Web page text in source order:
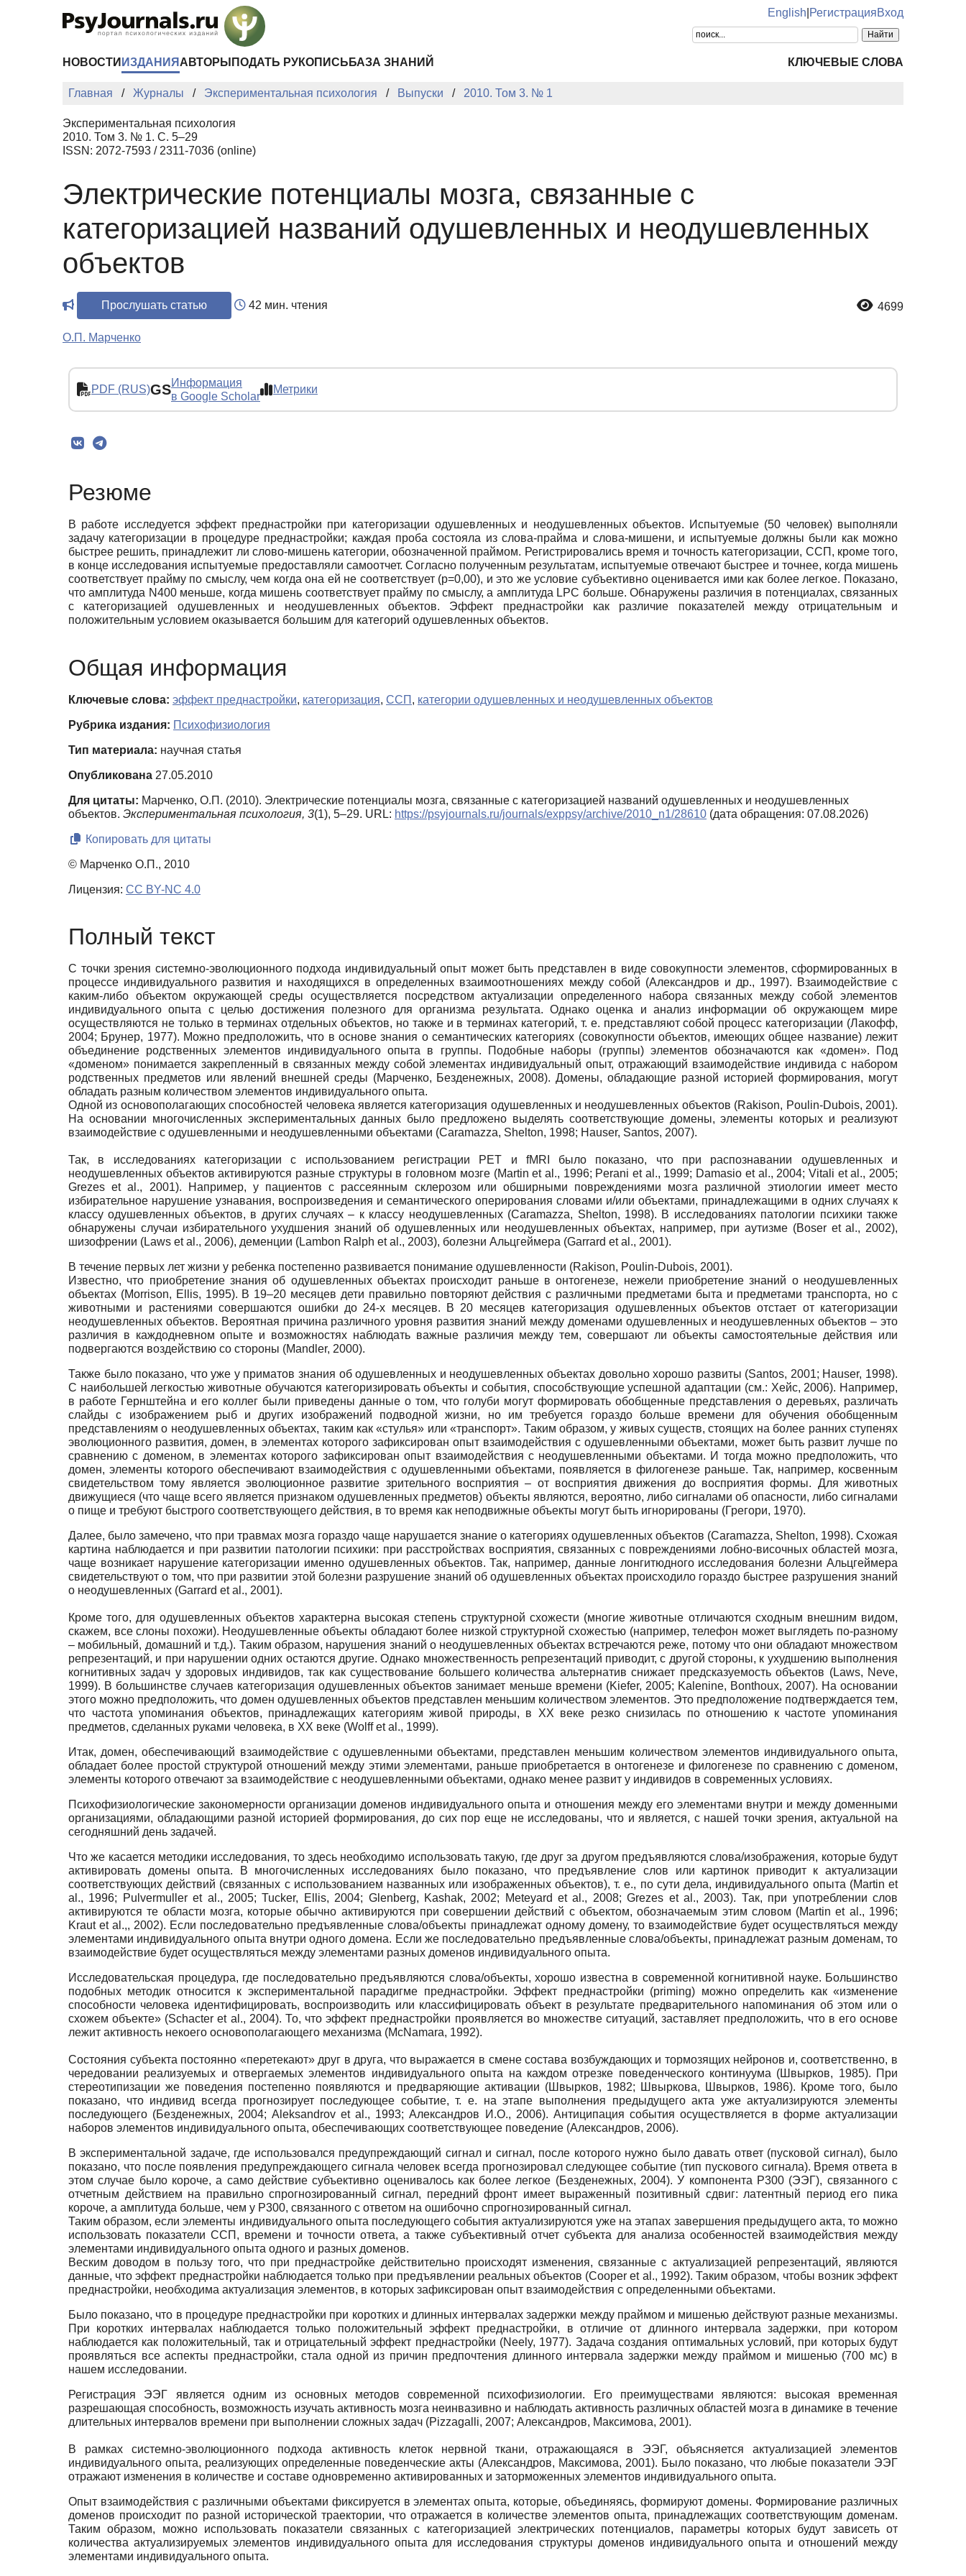
English РегистрацияВход
НОВОСТИ ИЗДАНИЯ АВТОРЫ ПОДАТЬ РУКОПИСЬ БАЗА ЗНАНИЙ КЛЮЧЕВЫЕ СЛОВА
Главная Журналы Экспериментальная психология Выпуски 2010. Том 3. № 1
Экспериментальная психология
2010. Том 3. № 1. С. 5–29
ISSN: 2072-7593 / 2311-7036 (online)
Электрические потенциалы мозга, связанные с
категоризацией названий одушевленных и неодушевленных
объектов
Прослушать статью 42 мин. чтения 4699
О.П. Марченко
PDF (RUS)GSИнформация
в Google Scholar
Метрики
Резюме
В работе исследуется эффект преднастройки при категоризации одушевленных и неодушевленных объектов. Испытуемые (50 человек) выполняли
задачу категоризации в процедуре преднастройки; каждая проба состояла из слова-прайма и слова-мишени, и испытуемые должны были как можно
быстрее решить, принадлежит ли слово-мишень категории, обозначенной праймом. Регистрировались время и точность категоризации, ССП, кроме того,
в конце исследования испытуемые предоставляли самоотчет. Согласно полученным результатам, испытуемые отвечают быстрее и точнее, когда мишень
соответствует прайму по смыслу, чем когда она ей не соответствует (p=0,00), и это же условие субъективно оценивается ими как более легкое. Показано,
что амплитуда N400 меньше, когда мишень соответствует прайму по смыслу, а амплитуда LPC больше. Обнаружены различия в потенциалах, связанных
с категоризацией одушевленных и неодушевленных объектов. Эффект преднастройки как различие показателей между отрицательным и
положительным условием оказывается большим для категорий одушевленных объектов.
Общая информация
Ключевые слова: эффект преднастройки, категоризация, ССП , категории одушевленных и неодушевленных объектов
Рубрика издания: Психофизиология
Тип материала: научная статья
Опубликована 27.05.2010
Для цитаты: Марченко, О.П. (2010). Электрические потенциалы мозга, связанные с категоризацией названий одушевленных и неодушевленных
объектов. Экспериментальная психология, 3(1), 5–29. URL: https://psyjournals.ru/journals/exppsy/archive/2010_n1/28610 (дата обращения: 07.08.2026)
Копировать для цитаты
© Марченко О.П., 2010
Лицензия: CC BY-NC 4.0
Полный текст
С точки зрения системно-эволюционного подхода индивидуальный опыт может быть представлен в виде совокупности элементов, сформированных в
процессе индивидуального развития и находящихся в определенных взаимоотношениях между собой (Александров и др., 1997). Взаимодействие с
каким-либо объектом окружающей среды осуществляется посредством актуализации определенного набора связанных между собой элементов
индивидуального опыта с целью достижения полезного для организма результата. Однако оценка и анализ информации об окружающем мире
осуществляются не только в терминах отдельных объектов, но также и в терминах категорий, т. е. представляют собой процесс категоризации (Лакофф,
2004; Брунер, 1977). Можно предположить, что в основе знания о семантических категориях (совокупности объектов, имеющих общее название) лежит
объединение родственных элементов индивидуального опыта в группы. Подобные наборы (группы) элементов обозначаются как «домен». Под
«доменом» понимается закрепленный в связанных между собой элементах индивидуальный опыт, отражающий взаимодействие индивида с набором
родственных предметов или явлений внешней среды (Марченко, Безденежных, 2008). Домены, обладающие разной историей формирования, могут
обладать разным количеством элементов индивидуального опыта.
Одной из основополагающих способностей человека является категоризация одушевленных и неодушевленных объектов (Rakison, Poulin-Dubois, 2001).
На основании многочисленных экспериментальных данных было предложено выделять соответствующие домены, элементы которых и реализуют
взаимодействие с одушевленными и неодушевленными объектами (Caramazza, Shelton, 1998; Hauser, Santos, 2007).
Так, в исследованиях категоризации с использованием регистрации PET и fMRI было показано, что при распознавании одушевленных и
неодушевленных объектов активируются разные структуры в головном мозге (Martin et al., 1996; Perani et al., 1999; Damasio et al., 2004; Vitali et al., 2005;
Grezes et al., 2001). Например, у пациентов с рассеянным склерозом или обширными повреждениями мозга различной этиологии имеет место
избирательное нарушение узнавания, воспроизведения и семантического оперирования словами и/или объектами, принадлежащими в одних случаях к
классу одушевленных объектов, в других случаях – к классу неодушевленных (Caramazza, Shelton, 1998). В исследованиях патологии психики также
обнаружены случаи избирательного ухудшения знаний об одушевленных или неодушевленных объектах, например, при аутизме (Boser et al., 2002),
шизофрении (Laws et al., 2006), деменции (Lambon Ralph et al., 2003), болезни Альцгеймера (Garrard et al., 2001).
В течение первых лет жизни у ребенка постепенно развивается понимание одушевленности (Rakison, Poulin-Dubois, 2001).
Известно, что приобретение знания об одушевленных объектах происходит раньше в онтогенезе, нежели приобретение знаний о неодушевленных
объектах (Morrison, Ellis, 1995). В 19–20 месяцев дети правильно повторяют действия с различными предметами быта и предметами транспорта, но с
животными и растениями совершаются ошибки до 24-х месяцев. В 20 месяцев категоризация одушевленных объектов отстает от категоризации
неодушевленных объектов. Вероятная причина различного уровня развития знаний между доменами одушевленных и неодушевленных объектов – это
различия в каждодневном опыте и возможностях наблюдать важные различия между тем, совершают ли объекты самостоятельные действия или
подвергаются воздействию со стороны (Mandler, 2000).
Также было показано, что уже у приматов знания об одушевленных и неодушевленных объектах довольно хорошо развиты (Santos, 2001; Hauser, 1998).
С наибольшей легкостью животные обучаются категоризировать объекты и события, способствующие успешной адаптации (см.: Хейс, 2006). Например,
в работе Гернштейна и его коллег были приведены данные о том, что голуби могут формировать обобщенные представления о деревьях, различать
слайды с изображением рыб и других изображений подводной жизни, но им требуется гораздо больше времени для обучения обобщенным
представлениям о неодушевленных объектах, таким как «стулья» или «транспорт». Таким образом, у живых существ, стоящих на более ранних ступенях
эволюционного развития, домен, в элементах которого зафиксирован опыт взаимодействия с одушевленными объектами, может быть развит лучше по
сравнению с доменом, в элементах которого зафиксирован опыт взаимодействия с неодушевленными объектами. И тогда можно предположить, что
домен, элементы которого обеспечивают взаимодействия с одушевленными объектами, появляется в филогенезе раньше. Так, например, косвенным
свидетельством тому является эволюционное развитие зрительного восприятия – от восприятия движения до восприятия формы. Для животных
движущиеся (что чаще всего является признаком одушевленных предметов) объекты являются, вероятно, либо сигналами об опасности, либо сигналами
о пище и требуют быстрого соответствующего действия, в то время как неподвижные объекты могут быть игнорированы (Грегори, 1970).
Далее, было замечено, что при травмах мозга гораздо чаще нарушается знание о категориях одушевленных объектов (Caramazza, Shelton, 1998). Схожая
картина наблюдается и при развитии патологии психики: при расстройствах восприятия, связанных с повреждениями лобно-височных областей мозга,
чаще возникает нарушение категоризации именно одушевленных объектов. Так, например, данные лонгитюдного исследования болезни Альцгеймера
свидетельствуют о том, что при развитии этой болезни разрушение знаний об одушевленных объектах происходило гораздо быстрее разрушения знаний
о неодушевленных (Garrard et al., 2001).
Кроме того, для одушевленных объектов характерна высокая степень структурной схожести (многие животные отличаются сходным внешним видом,
скажем, все слоны похожи). Неодушевленные объекты обладают более низкой структурной схожестью (например, телефон может выглядеть по-разному
– мобильный, домашний и т.д.). Таким образом, нарушения знаний о неодушевленных объектах встречаются реже, потому что они обладают множеством
репрезентаций, и при нарушении одних остаются другие. Однако множественность репрезентаций приводит, с другой стороны, к ухудшению выполнения
когнитивных задач у здоровых индивидов, так как существование большего количества альтернатив снижает предсказуемость объектов (Laws, Neve,
1999). В большинстве случаев категоризация одушевленных объектов занимает меньше времени (Kiefer, 2005; Kalenine, Bonthoux, 2007). На основании
этого можно предположить, что домен одушевленных объектов представлен меньшим количеством элементов. Это предположение подтверждается тем,
что частота упоминания объектов, принадлежащих категориям живой природы, в XX веке резко снизилась по отношению к частоте упоминания
предметов, сделанных руками человека, в XX веке (Wolff et al., 1999).
Итак, домен, обеспечивающий взаимодействие с одушевленными объектами, представлен меньшим количеством элементов индивидуального опыта,
обладает более простой структурой отношений между этими элементами, раньше приобретается в онтогенезе и филогенезе по сравнению с доменом,
элементы которого отвечают за взаимодействие с неодушевленными объектами, однако менее развит у индивидов в современных условиях.
Психофизиологические закономерности организации доменов индивидуального опыта и отношения между его элементами внутри и между доменными
организациями, обладающими разной историей формирования, до сих пор еще не исследованы, что и является, с нашей точки зрения, актуальной на
сегодняшний день задачей.
Что же касается методики исследования, то здесь необходимо использовать такую, где друг за другом предъявляются слова/изображения, которые будут
активировать домены опыта. В многочисленных исследованиях было показано, что предъявление слов или картинок приводит к актуализации
соответствующих действий (связанных с использованием названных или изображенных объектов), т. е., по сути дела, индивидуального опыта (Martin et
al., 1996; Pulvermuller еt al., 2005; Tucker, Ellis, 2004; Glenberg, Kashak, 2002; Meteyard еt al., 2008; Grezes еt al., 2003). Так, при употреблении слов
активируются те области мозга, которые обычно активируются при совершении действий с объектом, обозначаемым этим словом (Martin et al., 1996;
Kraut еt al.,, 2002). Если последовательно предъявленные слова/объекты принадлежат одному домену, то взаимодействие будет осуществляться между
элементами индивидуального опыта внутри одного домена. Если же последовательно предъявленные слова/объекты, принадлежат разным доменам, то
взаимодействие будет осуществляться между элементами разных доменов индивидуального опыта.
Исследовательская процедура, где последовательно предъявляются слова/объекты, хорошо известна в современной когнитивной науке. Большинство
подобных методик относится к экспериментальной парадигме преднастройки. Эффект преднастройки (priming) можно определить как «изменение
способности человека идентифицировать, воспроизводить или классифицировать объект в результате предварительного напоминания об этом или о
схожем объекте» (Schacter et al., 2004). То, что эффект преднастройки проявляется во множестве ситуаций, заставляет предположить, что в его основе
лежит активность некоего основополагающего механизма (McNamara, 1992).
Состояния субъекта постоянно «перетекают» друг в друга, что выражается в смене состава возбуждающих и тормозящих нейронов и, соответственно, в
чередовании реализуемых и отвергаемых элементов индивидуального опыта на каждом отрезке поведенческого континуума (Швырков, 1985). При
стереотипизации же поведения постепенно появляются и предваряющие активации (Швырков, 1982; Швыркова, Швырков, 1986). Кроме того, было
показано, что индивид всегда прогнозирует последующее событие, т. е. на этапе выполнения предыдущего акта уже актуализируются элементы
последующего (Безденежных, 2004; Aleksandrov et al., 1993; Александров И.О., 2006). Антиципация события осуществляется в форме актуализации
наборов элементов индивидуального опыта, обеспечивающих соответствующее поведение (Александров, 2006).
В экспериментальной задаче, где использовался предупреждающий сигнал и сигнал, после которого нужно было давать ответ (пусковой сигнал), было
показано, что после появления предупреждающего сигнала человек всегда прогнозировал следующее событие (тип пускового сигнала). Время ответа в
этом случае было короче, а само действие субъективно оценивалось как более легкое (Безденежных, 2004). У компонента Р300 (ЭЭГ), связанного с
отчетным действием на правильно спрогнозированный сигнал, передний фронт имеет выраженный позитивный сдвиг: латентный период его пика
короче, а амплитуда больше, чем у Р300, связанного с ответом на ошибочно спрогнозированный сигнал.
Таким образом, если элементы индивидуального опыта последующего события актуализируются уже на этапах завершения предыдущего акта, то можно
использовать показатели ССП, времени и точности ответа, а также субъективный отчет субъекта для анализа особенностей взаимодействия между
элементами индивидуального опыта одного и разных доменов.
Веским доводом в пользу того, что при преднастройке действительно происходят изменения, связанные с актуализацией репрезентаций, являются
данные, что эффект преднастройки наблюдается только при предъявлении реальных объектов (Cooper et al., 1992). Таким образом, чтобы возник эффект
преднастройки, необходима актуализация элементов, в которых зафиксирован опыт взаимодействия с определенными объектами.
Было показано, что в процедуре преднастройки при коротких и длинных интервалах задержки между праймом и мишенью действуют разные механизмы.
При коротких интервалах наблюдается только положительный эффект преднастройки, в отличие от длинного интервала задержки, при котором
наблюдается как положительный, так и отрицательный эффект преднастройки (Neely, 1977). Задача создания оптимальных условий, при которых будут
проявляться все аспекты преднастройки, стала одной из причин предпочтения длинного интервала задержки между праймом и мишенью (700 мс) в
нашем исследовании.
Регистрация ЭЭГ является одним из основных методов современной психофизиологии. Его преимуществами являются: высокая временная
разрешающая способность, возможность изучать активность мозга неинвазивно и наблюдать активность различных областей мозга в динамике в течение
длительных интервалов времени при выполнении сложных задач (Pizzagalli, 2007; Александров, Максимова, 2001).
В рамках системно-эволюционного подхода активность клеток нервной ткани, отражающаяся в ЭЭГ, объясняется актуализацией элементов
индивидуального опыта, реализующих определенные поведенческие акты (Александров, Максимова, 2001). Было показано, что любые показатели ЭЭГ
отражают изменения в количестве и составе одновременно активированных и заторможенных элементов индивидуального опыта.
Опыт взаимодействия с различными объектами фиксируется в элементах опыта, которые, объединяясь, формируют домены. Формирование различных
доменов происходит по разной исторической траектории, что отражается в количестве элементов опыта, принадлежащих соответствующим доменам.
Таким образом, можно использовать показатели связанных с категоризацией электрических потенциалов, параметры которых будут зависеть от
количества актуализируемых элементов индивидуального опыта для исследования структуры доменов индивидуального опыта и отношений между
элементами индивидуального опыта.